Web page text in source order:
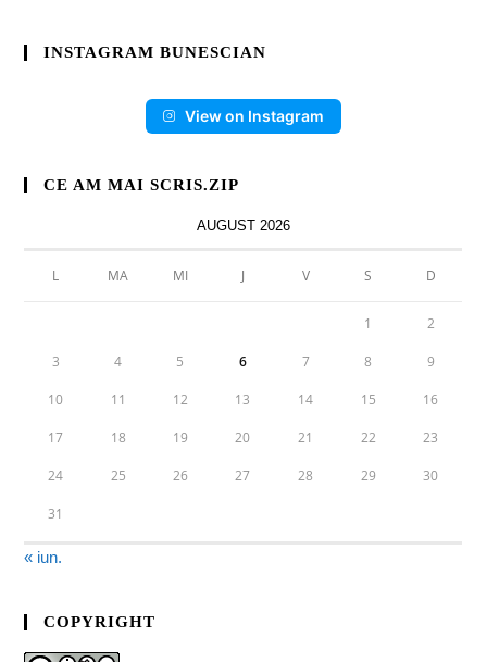
INSTAGRAM BUNESCIAN
View on Instagram
CE AM MAI SCRIS.ZIP
AUGUST 2026
L MA MI J V S D
1 2
3 4 5 6 7 8 9
10 11 12 13 14 15 16
17 18 19 20 21 22 23
24 25 26 27 28 29 30
31
« iun.
COPYRIGHT